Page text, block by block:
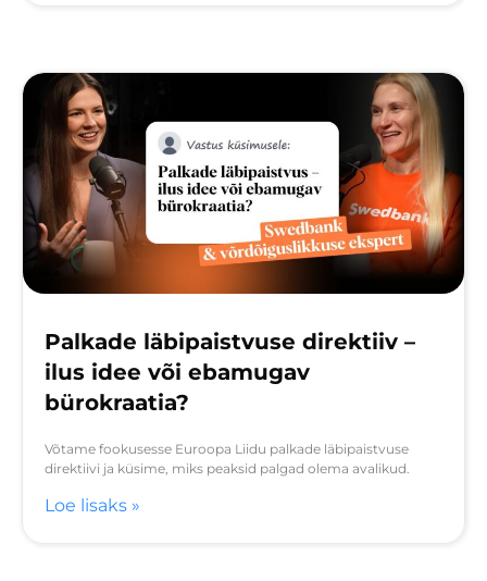
Palkade läbipaistvuse direktiiv –
ilus idee või ebamugav
bürokraatia?
Võtame fookusesse Euroopa Liidu palkade läbipaistvuse
direktiivi ja küsime, miks peaksid palgad olema avalikud.
Loe lisaks »